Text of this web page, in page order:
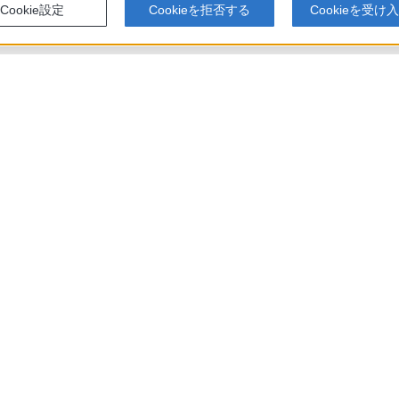
Cookie設定 Cookieを拒否する Cookieを受け